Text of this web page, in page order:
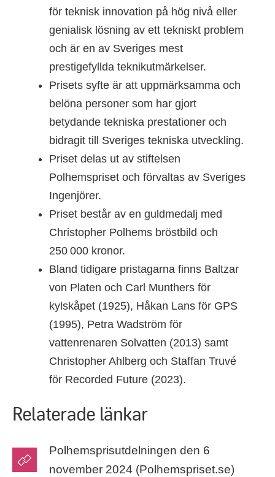
för teknisk innovation på hög nivå eller
genialisk lösning av ett tekniskt problem
och är en av Sveriges mest
prestigefyllda teknikutmärkelser.
Prisets syfte är att uppmärksamma och
belöna personer som har gjort
betydande tekniska prestationer och
bidragit till Sveriges tekniska utveckling.
Priset delas ut av stiftelsen
Polhemspriset och förvaltas av Sveriges
Ingenjörer.
Priset består av en guldmedalj med
Christopher Polhems bröstbild och
250 000 kronor.
Bland tidigare pristagarna finns Baltzar
von Platen och Carl Munthers för
kylskåpet (1925), Håkan Lans för GPS
(1995), Petra Wadström för
vattenrenaren Solvatten (2013) samt
Christopher Ahlberg och Staffan Truvé
för Recorded Future (2023).
Relaterade länkar
Polhemsprisutdelningen den 6
november 2024 (Polhemspriset.se)